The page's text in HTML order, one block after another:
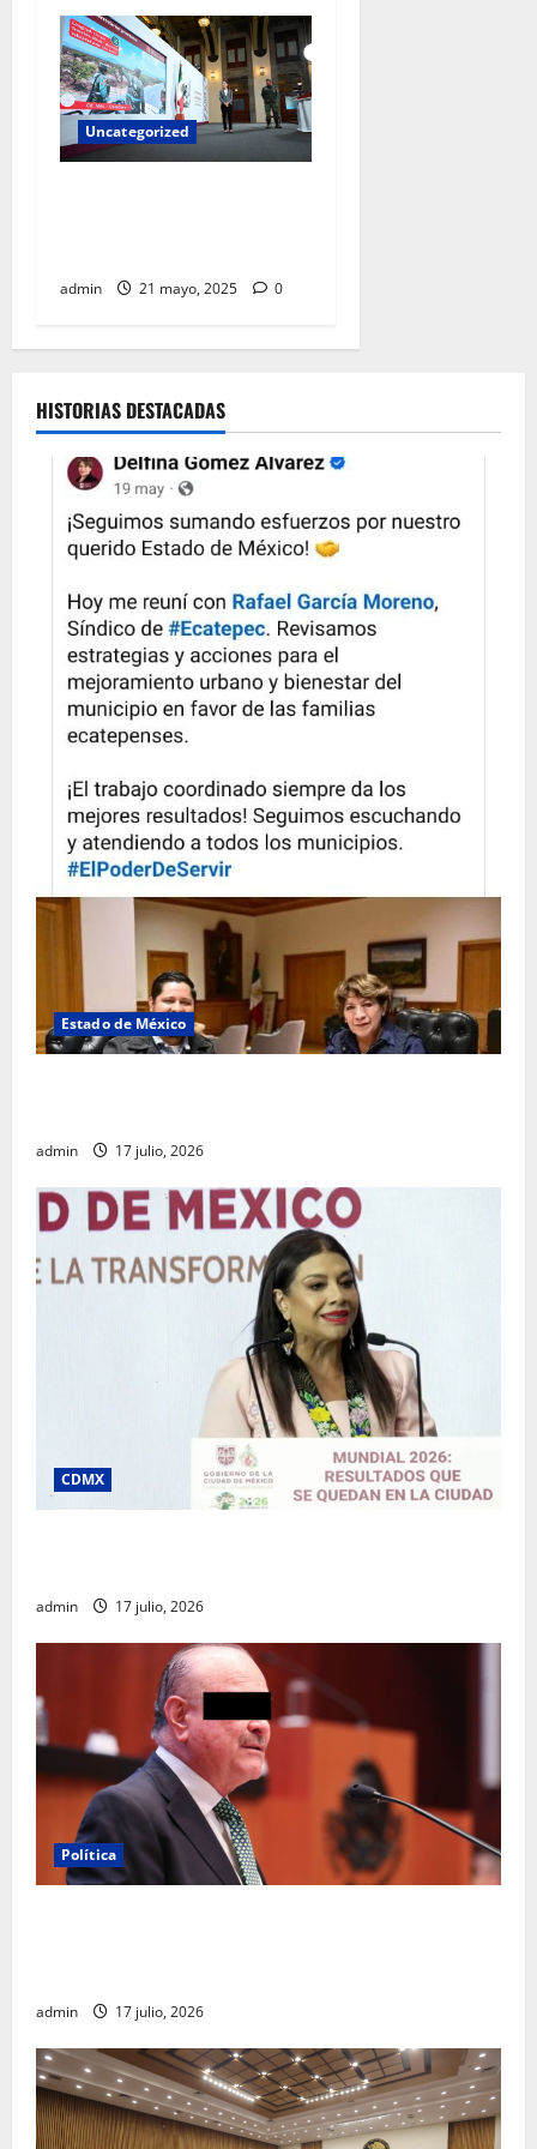
Uncategorized
admin 21 mayo, 2025 0
HISTORIAS DESTACADAS
Estado de México
admin 17 julio, 2026
CDMX
admin 17 julio, 2026
Política
admin 17 julio, 2026